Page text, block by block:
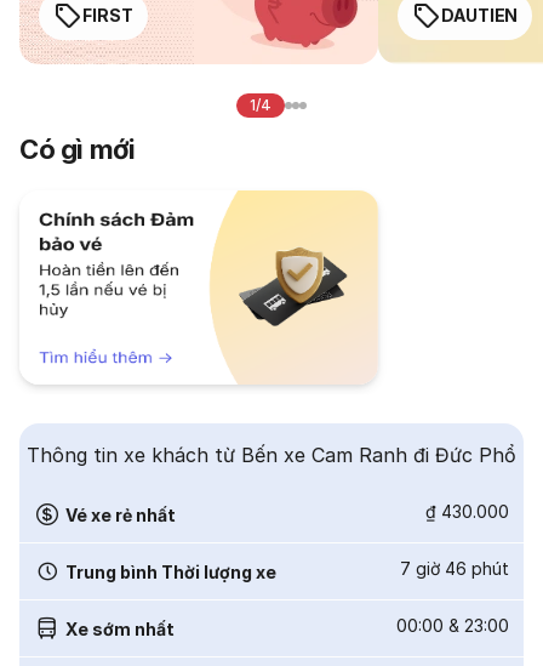
FIRST DAUTIEN
1/4
Có gì mới
Thông tin xe khách từ Bến xe Cam Ranh đi Đức Phổ
Vé xe rẻ nhất ₫ 430.000
Trung bình Thời lượng xe 7 giờ 46 phút
Xe sớm nhất 00:00 & 23:00